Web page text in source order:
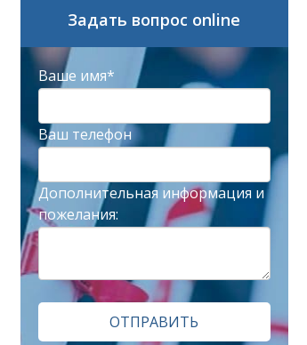
Задать вопрос online
Ваше имя*
Ваш телефон
Дополнительная информация и
пожелания:
ОТПРАВИТЬ